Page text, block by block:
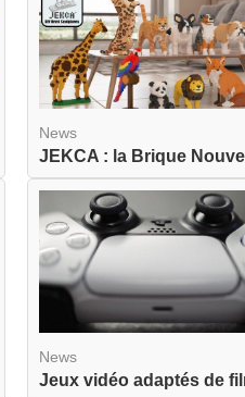
News
News